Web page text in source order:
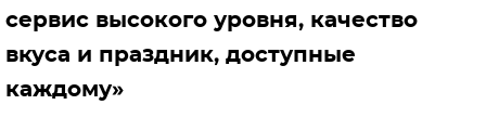
сервис высокого уровня, качество
вкуса и праздник, доступные
каждому»